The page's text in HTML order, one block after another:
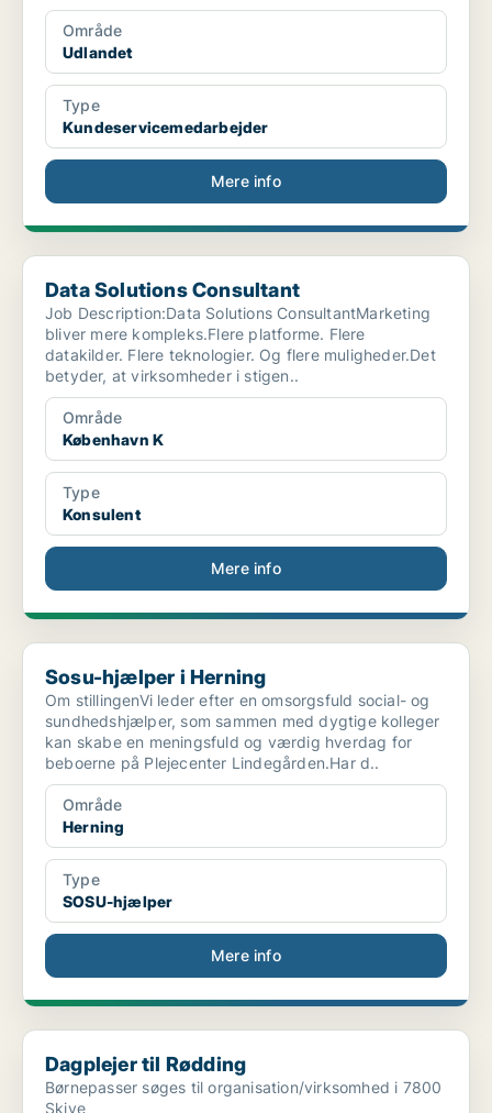
Område
Udlandet
Type
Kundeservicemedarbejder
Mere info
Data Solutions Consultant
Data Solutions Consultant
Job Description:Data Solutions ConsultantMarketing
bliver mere kompleks.Flere platforme. Flere
datakilder. Flere teknologier. Og flere muligheder.Det
betyder, at virksomheder i stigen..
Område
København K
Type
Konsulent
Mere info
Sosu-hjælper i Herning
Sosu-hjælper i Herning
Om stillingenVi leder efter en omsorgsfuld social- og
sundhedshjælper, som sammen med dygtige kolleger
kan skabe en meningsfuld og værdig hverdag for
beboerne på Plejecenter Lindegården.Har d..
Område
Herning
Type
SOSU-hjælper
Mere info
Dagplejer til Rødding
Dagplejer til Rødding
Børnepasser søges til organisation/virksomhed i 7800
Skive